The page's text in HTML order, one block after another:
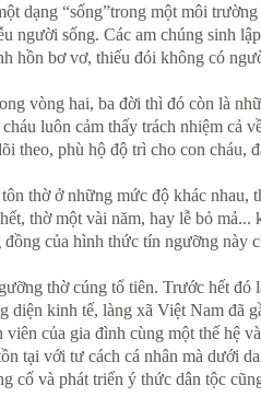
dạng “sống”trong một môi trường
người sống. Các am chúng sinh
hồn bơ vơ, thiếu đói không có
vòng hai, ba đời thì đó còn là
luôn cảm thấy trách nhiệm cả
theo, phù hộ độ trì cho con cháu,
thờ ở những mức độ khác nhau,
thờ một vài năm, hay lễ bỏ mả...
của hình thức tín ngưỡng này
thờ cúng tổ tiên. Trước hết đó
kinh tế, làng xã Việt Nam đã
của gia đình cùng một thế hệ
tại với tư cách cá nhân mà dưới
cố và phát triển ý thức dân tộc